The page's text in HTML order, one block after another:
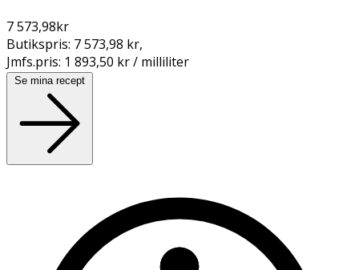
7 573,98kr
Butikspris: 7 573,98 kr,
Jmfs.pris: 1 893,50 kr / milliliter
Se mina recept